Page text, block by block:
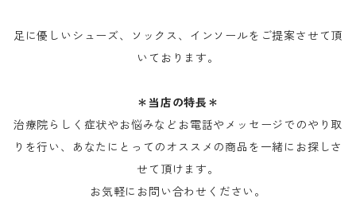
足に優しいシューズ、ソックス、インソールをご提案させて頂
いております。
＊当店の特長＊
治療院らしく症状やお悩みなどお電話やメッセージでのやり取
りを行い、あなたにとってのオススメの商品を一緒にお探しさ
せて頂けます。
お気軽にお問い合わせください。